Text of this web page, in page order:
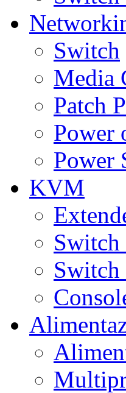
Switch
Media
Patch
Power
Power
KVM